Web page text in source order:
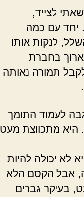
לצייד,
יחד עם כמה
לנקות אותו
בחברת
תמורה נאותה
לעמוד התומך
היא מתכווצת מעט
לא יכולה להיות
אבל הקסם הלא
בעיקר גברים